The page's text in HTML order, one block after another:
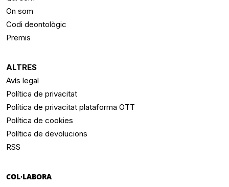
On som
Codi deontològic
Premis
ALTRES
Avís legal
Política de privacitat
Política de privacitat plataforma OTT
Política de cookies
Política de devolucions
RSS
COL·LABORA